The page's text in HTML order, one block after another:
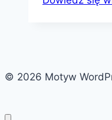
© 2026 Motyw